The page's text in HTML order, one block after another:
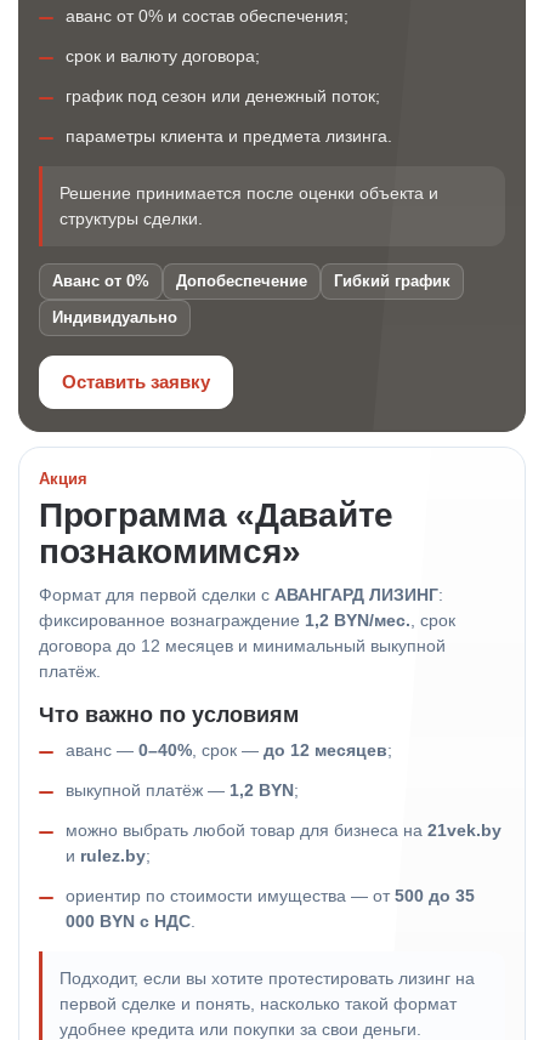
аванс от 0% и состав обеспечения;
срок и валюту договора;
график под сезон или денежный поток;
параметры клиента и предмета лизинга.
Решение принимается после оценки объекта и
структуры сделки.
Аванс от 0% Допобеспечение
Гибкий график
Индивидуально
Оставить заявку
Акция
Программа «Давайте
познакомимся»
Формат для первой сделки с АВАНГАРД ЛИЗИНГ:
фиксированное вознаграждение 1,2 BYN/мес. , срок
договора до 12 месяцев и минимальный выкупной
платёж.
Что важно по условиям
аванс — 0–40% , срок — до 12 месяцев;
выкупной платёж — 1,2 BYN;
можно выбрать любой товар для бизнеса на 21vek.by
и rulez.by;
ориентир по стоимости имущества — от500 до 35
000 BYN с НДС
Подходит, если вы хотите протестировать лизинг на
первой сделке и понять, насколько такой формат
удобнее кредита или покупки за свои деньги.